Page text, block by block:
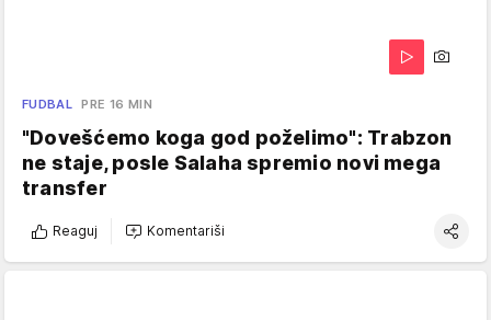
FUDBAL PRE 16 MIN
"Dovešćemo koga god poželimo": Trabzon
ne staje, posle Salaha spremio novi mega
transfer
Reaguj Komentariši